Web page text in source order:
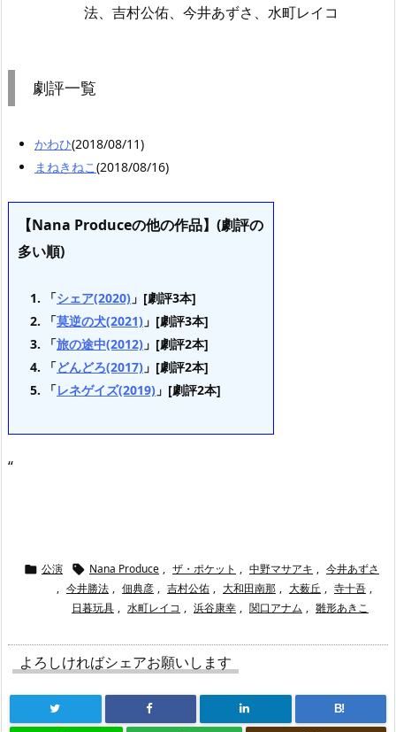
法、吉村公佑、今井あずさ、水町レイコ
劇評一覧
かわひ(2018/08/11)
まねきねこ(2018/08/16)
【Nana Produceの他の作品】(劇評の
多い順)
「シェア(2020) 」[劇評3本]
「莫逆の犬(2021) 」[劇評3本]
「旅の途中(2012) 」[劇評2本]
「どんどろ(2017) 」[劇評2本]
「レネゲイズ(2019) 」[劇評2本]
“
 公演  Nana Produce , ザ・ポケット , 中野マサアキ , 今井あずさ
, 今井勝法 , 佃典彦 , 吉村公佑 , 大和田南那 , 大薮丘 , 寺十吾 ,
日暮玩具 , 水町レイコ , 浜谷康幸 , 関口アナム , 雛形あきこ
よろしければシェアお願いします
B!